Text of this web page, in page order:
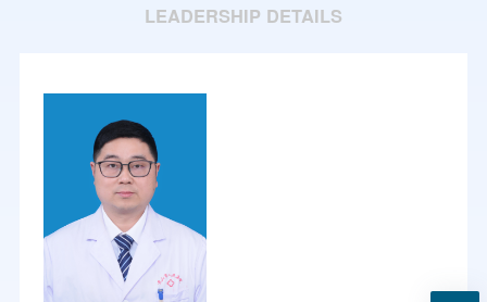
LEADERSHIP DETAILS